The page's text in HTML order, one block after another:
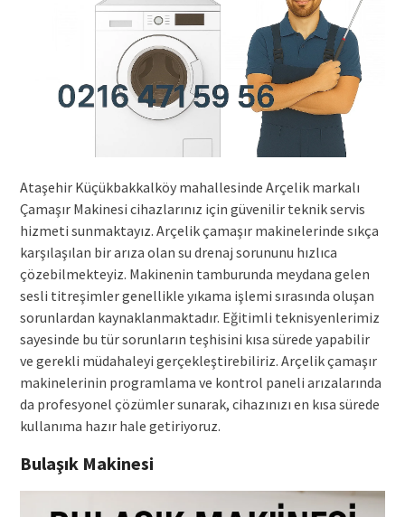
Ataşehir Küçükbakkalköy mahallesinde Arçelik markalı
Çamaşır Makinesi cihazlarınız için güvenilir teknik servis
hizmeti sunmaktayız. Arçelik çamaşır makinelerinde sıkça
karşılaşılan bir arıza olan su drenaj sorununu hızlıca
çözebilmekteyiz. Makinenin tamburunda meydana gelen
sesli titreşimler genellikle yıkama işlemi sırasında oluşan
sorunlardan kaynaklanmaktadır. Eğitimli teknisyenlerimiz
sayesinde bu tür sorunların teşhisini kısa sürede yapabilir
ve gerekli müdahaleyi gerçekleştirebiliriz. Arçelik çamaşır
makinelerinin programlama ve kontrol paneli arızalarında
da profesyonel çözümler sunarak, cihazınızı en kısa sürede
kullanıma hazır hale getiriyoruz.
Bulaşık Makinesi